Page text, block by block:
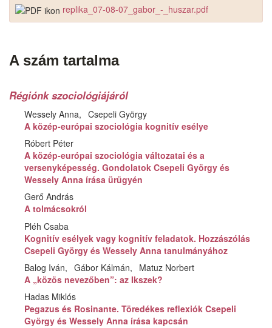
replika_07-08-07_gabor_-_huszar.pdf
A szám tartalma
Régiónk szociológiájáról
Wessely Anna
Csepeli György
A közép-európai szociológia kognitív esélye
Róbert Péter
A közép-európai szociológia változatai és a
versenyképesség. Gondolatok Csepeli György és
Wessely Anna írása ürügyén
Gerő András
A tolmácsokról
Pléh Csaba
Kognitív esélyek vagy kognitív feladatok. Hozzászólás
Csepeli György és Wessely Anna tanulmányához
Balog Iván
Gábor Kálmán
Matuz Norbert
A „közös nevezőben”: az Ikszek?
Hadas Miklós
Pegazus és Rosinante. Töredékes reflexiók Csepeli
György és Wessely Anna írása kapcsán